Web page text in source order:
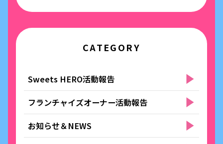
CATEGORY
Sweets HERO活動報告
フランチャイズオーナー活動報告
お知らせ＆NEWS